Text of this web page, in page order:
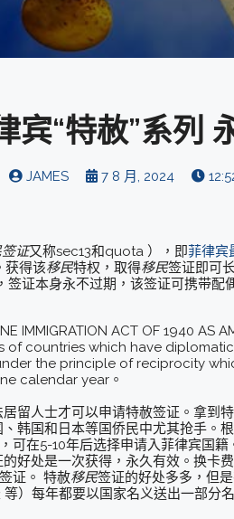
宾“特赦”系列
JAMES 7 8 月, 2024
签证又称sec13和quota ），即菲律宾
获得该移民特权，取得移民签证即可
证本身永不过期，该签证可携带
IMMIGRATION ACT OF 1940 AS
of countries which have
the principle of reciprocity
calendar year。
留人士才可以申请特赦签证。拿到
韩国和日本等国侨民中尤其抢手。
可在5-10年后选择申请入菲律宾国
好处是一次获得，永久有效。换卡
证。 特赦移民签证的好处多多，但
）每年都要以国家名义送出一部分